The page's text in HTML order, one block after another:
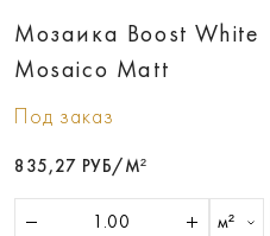
Мозаика Boost White
Mosaico Matt
Под заказ
835,27 РУБ/М²
м²